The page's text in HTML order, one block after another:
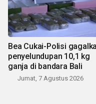
Bea Cukai-Polisi
penyelundupan 10,1 kg
ganja di bandara Bali
Jumat, 7 Agustus 2026